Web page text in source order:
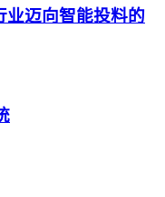
业迈向智能投料的